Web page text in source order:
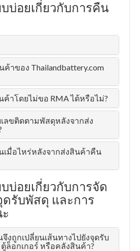
บ่อยเกี่ยวกับการคืน
าของ Thailandbattery.com
าโดยไม่ขอ RMA ได้หรือไม่?
ลขติดตามพัสดุหลังจากส่ง
เมื่อไหร่หลังจากส่งสินค้าคืน
บ่อยเกี่ยวกับการจัด
ดรับพัสดุ และการ
งถูกเปลี่ยนเส้นทางไปยังจุดรับ
ล็อกเกอร์ หรือคลังสินค้า?